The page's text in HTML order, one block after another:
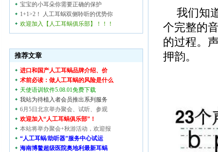
宝宝的小耳朵你需要正确的保护
1+1>2！ 人工耳蜗双侧聆听的优势你
欢迎加入【人工耳蜗俱乐部】！！！
推荐文章
进口和国产人工耳蜗品牌介绍、价
术前必读：做人工耳蜗的风险是什么
天使语训软件5.08.01免费下载
我站为待植入者会员推出系列服务
6月5日北京举办聚会、试听、参观
欢迎加入“人工耳蜗俱乐部”！
本站将举办聚会+秋游活动，欢迎报
“人工耳蜗/助听器”服务中心试运
海南博鳌超级医院奥地利最新耳蜗
我们知
个完整的
的过程。
押韵。